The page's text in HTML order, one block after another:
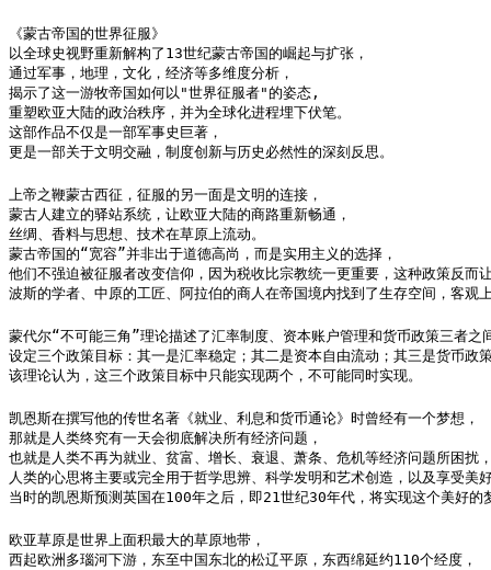
《蒙古帝国的世界征服》
以全球史视野重新解构了13世纪蒙古帝国的崛起与扩张，
通过军事，地理，文化，经济等多维度分析，
揭示了这一游牧帝国如何以"世界征服者"的姿态,
重塑欧亚大陆的政治秩序，并为全球化进程埋下伏笔。
这部作品不仅是一部军事史巨著，
更是一部关于文明交融，制度创新与历史必然性的深刻反思。
上帝之鞭蒙古西征，征服的另一面是文明的连接，
蒙古人建立的驿站系统，让欧亚大陆的商路重新畅通，
丝绸、香料与思想、技术在草原上流动。
蒙古帝国的“宽容”并非出于道德高尚，而是实用主义的选择，
他们不强迫被征服者改变信仰，因为税收比宗教统一更重要，这种政策反而
波斯的学者、中原的工匠、阿拉伯的商人在帝国境内找到了生存空间，客观
蒙代尔“不可能三角”理论描述了汇率制度、资本账户管理和货币政策三者之
设定三个政策目标：其一是汇率稳定；其二是资本自由流动；其三是货币政
该理论认为，这三个政策目标中只能实现两个，不可能同时实现。
凯恩斯在撰写他的传世名著《就业、利息和货币通论》时曾经有一个梦想，
那就是人类终究有一天会彻底解决所有经济问题，
也就是人类不再为就业、贫富、增长、衰退、萧条、危机等经济问题所困扰
人类的心思将主要或完全用于哲学思辨、科学发明和艺术创造，以及享受美
当时的凯恩斯预测英国在100年之后，即21世纪30年代，将实现这个美好的
欧亚草原是世界上面积最大的草原地带，
西起欧洲多瑙河下游，东至中国东北的松辽平原，东西绵延约110个经度，